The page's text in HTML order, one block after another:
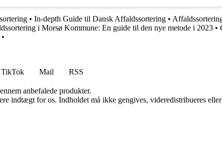
• In-depth Guide til Dansk Affaldssortering •
i Morsø Kommune: En guide til den nye metode i 2023 •
•
TikTok Mail
RSS
anbefalede produkter.
indtægt for os. Indholdet må ikke gengives, videredistribueres